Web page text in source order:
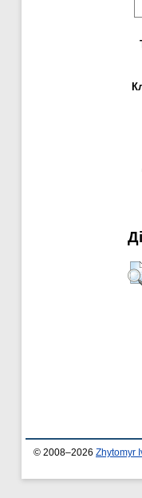
© 2008–2026 Zhytomyr